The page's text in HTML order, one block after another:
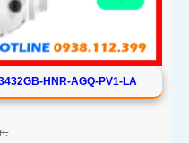
HNR-AGQ-PV1-LA